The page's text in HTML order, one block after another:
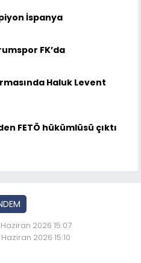
İspanya
FK’da
Haluk Levent
FETÖ hükümlüsü çıktı
2026 15:07
2026 15:10